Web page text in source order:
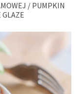
/ PUMPKIN
GLAZE